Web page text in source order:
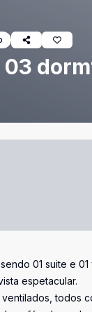
01 suite e 01
espetacular.
todos